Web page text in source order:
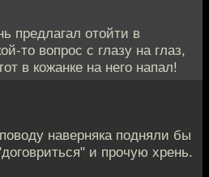
предлагал отойти в
то вопрос с глазу на глаз,
в кожанке на него напал!
наверняка подняли бы
и прочую хрень.